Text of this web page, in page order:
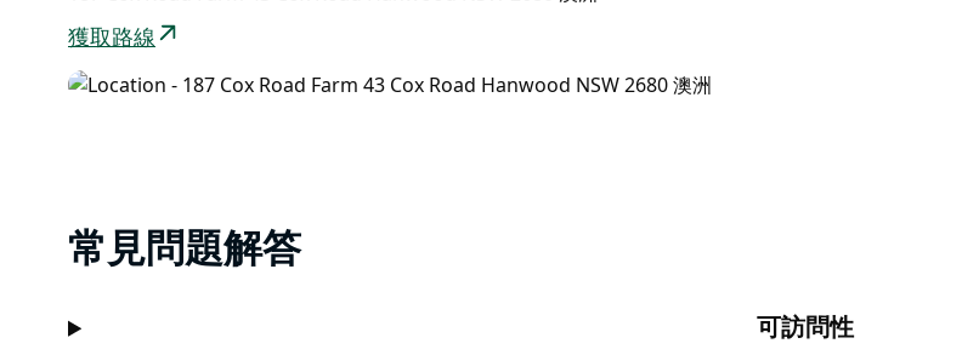
獲取路線
常見問題解答
可訪問性